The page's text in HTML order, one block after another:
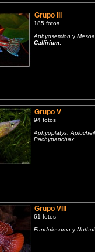
Grupo III
185 fotos
Aphyosemion y
Callirium.
Grupo V
94 fotos
Aphyoplatys,
Pachypanchax.
Grupo VIII
61 fotos
Fundulosoma y